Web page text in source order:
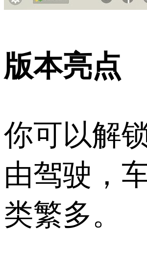
版本亮点
你可以解
由驾驶，
类繁多。